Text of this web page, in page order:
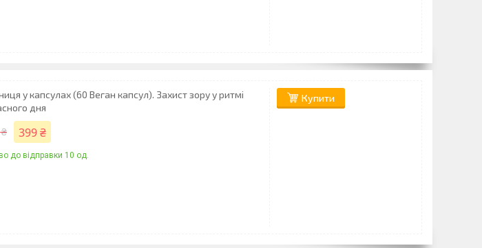
у капсулах (60 Веган капсул). Захист зору у ритмі
дня
399 ₴
до відправки 10 од.
Купити